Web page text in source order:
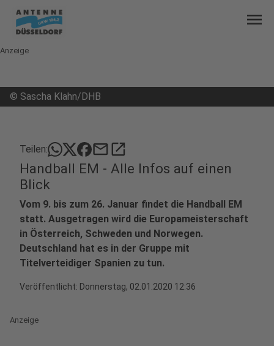
menu
Anzeige
© Sascha Klahn/DHB
Teilen: mailopen_in_new
Handball EM - Alle Infos auf einen
Blick
Vom 9. bis zum 26. Januar findet die Handball EM
statt. Ausgetragen wird die Europameisterschaft
in Österreich, Schweden und Norwegen.
Deutschland hat es in der Gruppe mit
Titelverteidiger Spanien zu tun.
Veröffentlicht: Donnerstag, 02.01.2020 12:36
Anzeige